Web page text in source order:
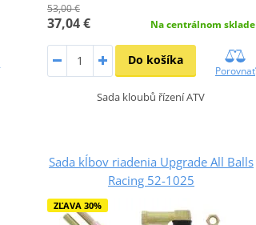
53,00 €
37,04 € Na centrálnom sklade
Do košíka
Porovnať
Sada kloubů řízení ATV
Sada kĺbov riadenia Upgrade All Balls
Racing 52-1025
ZĽAVA 30%